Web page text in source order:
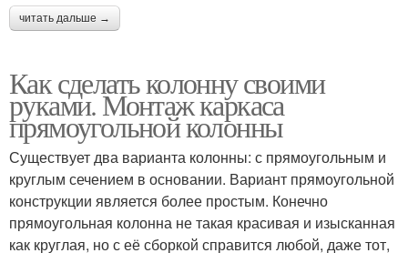
читать дальше →
Как сделать колонну своими
руками. Монтаж каркаса
прямоугольной колонны
Существует два варианта колонны: с прямоугольным и
круглым сечением в основании. Вариант прямоугольной
конструкции является более простым. Конечно
прямоугольная колонна не такая красивая и изысканная
как круглая, но с её сборкой справится любой, даже тот,